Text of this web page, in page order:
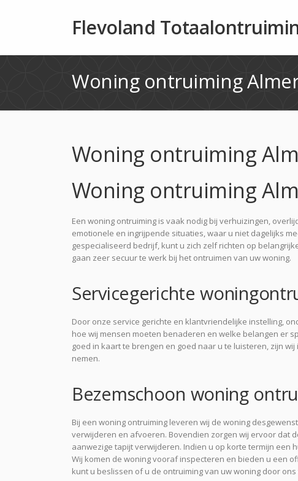
Flevoland
Woning ontruiming
Woning ontruiming
Woning ontruiming
Een woning ontruiming is vaak nodig bij verhuizingen,
emotionele en ingrijpende situaties, waar u niet dagelijks
gespecialiseerd bedrijf, kunt u zich zelf richten op
gaan zeer secuur te werk bij het ontruimen van uw woning.
Servicegerichte
Door onze service gerichte en klantvriendelijke instelling,
hoe wij mensen moeten benaderen en welke belangen er
goed in kaart te brengen en goed naar u te luisteren, zijn
nemen.
Bezemschoon woning
Bij een woning ontruiming leveren wij de woning
verwijderen en afvoeren. Bovendien zorgen wij ervoor dat
aanwezige tapijt verwijderen. Indien u op korte termijn een
Wij komen de woning vooraf inspecteren en bieden u een
kunt u beslissen of u de ontruiming van uw woning door